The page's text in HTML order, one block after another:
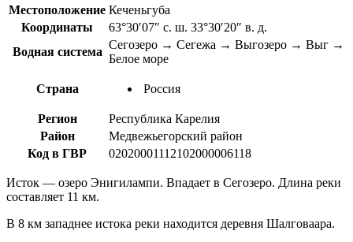
Местоположение Кеченьгуба
Координаты
63°30′07″ с. ш. 33°30′20″ в. д.
Водная система
Сегозеро → Сегежа → Выгозеро → Выг →
Белое море
Страна Россия
Регион
Республика Карелия
Район
Медвежьегорский район
Код в ГВР
02020001112102000006118
Исток — озеро Энигилампи. Впадает в Сегозеро. Длина реки
составляет 11 км.
В 8 км западнее истока реки находится деревня Шалговаара.